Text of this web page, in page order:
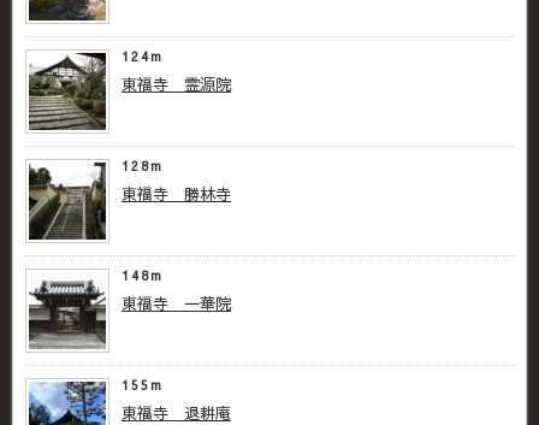
124m
東福寺 霊源院
128m
東福寺 勝林寺
148m
東福寺 一華院
155m
東福寺 退耕庵